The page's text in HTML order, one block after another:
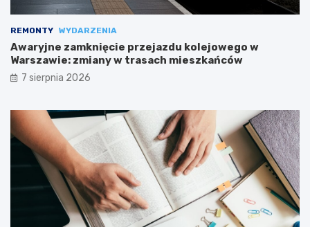
REMONTY WYDARZENIA
Awaryjne zamknięcie przejazdu kolejowego w
Warszawie: zmiany w trasach mieszkańców
7 sierpnia 2026